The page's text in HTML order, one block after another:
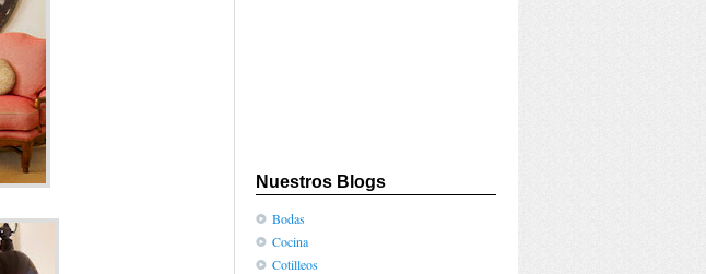
Nuestros Blogs
Bodas
Cocina
Cotilleos